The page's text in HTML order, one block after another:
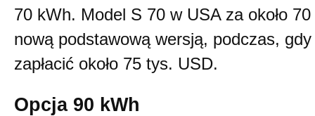
70 kWh. Model S 70 w USA za około
nową podstawową wersją, podczas,
zapłacić około 75 tys. USD.
Opcja 90 kWh